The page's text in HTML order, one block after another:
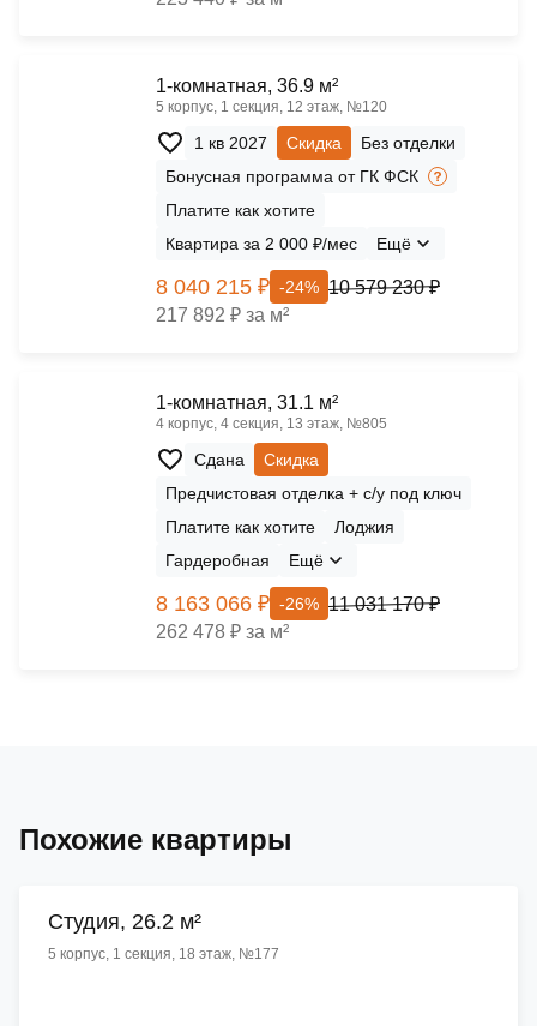
1-комнатная, 36.9 м²
5 корпус, 1 секция, 12 этаж, №120
1 кв 2027 Скидка
Без отделки
Бонусная программа от ГК ФСК
Платите как хотите
Квартира за 2 000 ₽/мес
Ещё
8 040 215 ₽ -24% 10 579 230 ₽
217 892 ₽ за м²
1-комнатная, 31.1 м²
4 корпус, 4 секция, 13 этаж, №805
Сдана
Скидка
Предчистовая отделка + с/у под ключ
Платите как хотите
Лоджия
Гардеробная
Ещё
8 163 066 ₽ -26% 11 031 170 ₽
262 478 ₽ за м²
Похожие квартиры
Cтудия, 26.2 м²
5 корпус, 1 секция, 18 этаж, №177